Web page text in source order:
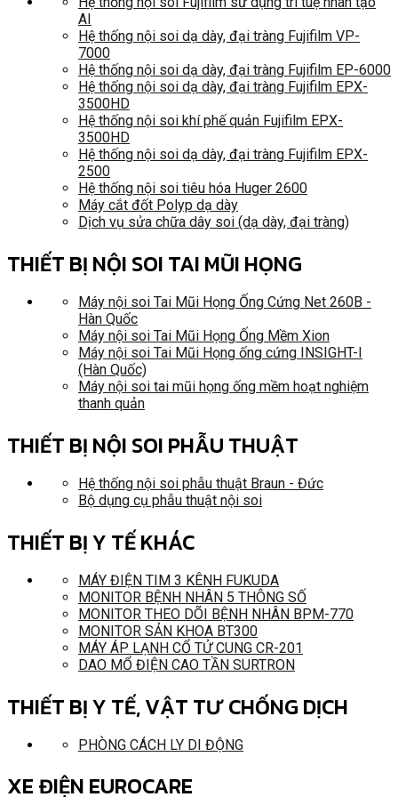
AI
Hệ thống nội soi dạ dày, đại tràng Fujifilm VP-
7000
Hệ thống nội soi dạ dày, đại tràng Fujifilm EP-6000
Hệ thống nội soi dạ dày, đại tràng Fujifilm EPX-
3500HD
Hệ thống nội soi khí phế quản Fujifilm EPX-
3500HD
Hệ thống nội soi dạ dày, đại tràng Fujifilm EPX-
2500
Hệ thống nội soi tiêu hóa Huger 2600
Máy cắt đốt Polyp dạ dày
Dịch vụ sửa chữa dây soi (dạ dày, đại tràng)
THIẾT BỊ NỘI SOI TAI MŨI HỌNG
Máy nội soi Tai Mũi Họng Ống Cứng Net 260B -
Hàn Quốc
Máy nội soi Tai Mũi Họng Ống Mềm Xion
Máy nội soi Tai Mũi Họng ống cứng INSIGHT-I
(Hàn Quốc)
Máy nội soi tai mũi họng ống mềm hoạt nghiệm
thanh quản
THIẾT BỊ NỘI SOI PHẪU THUẬT
Hệ thống nội soi phẫu thuật Braun - Đức
Bộ dụng cụ phẫu thuật nội soi
THIẾT BỊ Y TẾ KHÁC
MÁY ĐIỆN TIM 3 KÊNH FUKUDA
MONITOR BỆNH NHÂN 5 THÔNG SỐ
MONITOR THEO DÕI BỆNH NHÂN BPM-770
MONITOR SẢN KHOA BT300
MÁY ÁP LẠNH CỔ TỬ CUNG CR-201
DAO MỔ ĐIỆN CAO TẦN SURTRON
THIẾT BỊ Y TẾ, VẬT TƯ CHỐNG DỊCH
PHÒNG CÁCH LY DI ĐỘNG
XE ĐIỆN EUROCARE